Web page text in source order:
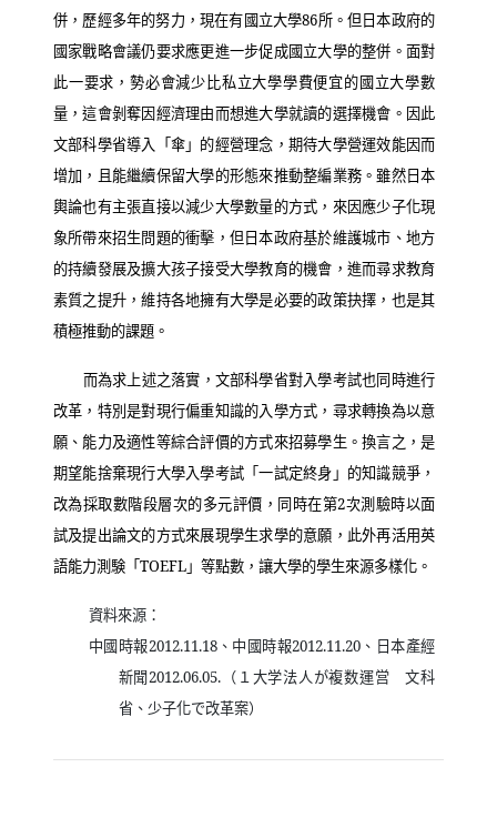
併，歷經多年的努力，現在有國立大學86所。但日本政府的
國家戰略會議仍要求應更進一步促成國立大學的整併。面對
此一要求，勢必會減少比私立大學學費便宜的國立大學數
量，這會剝奪因經濟理由而想進大學就讀的選擇機會。因此
文部科學省導入「傘」的經營理念，期待大學營運效能因而
增加，且能繼續保留大學的形態來推動整編業務。雖然日本
輿論也有主張直接以減少大學數量的方式，來因應少子化現
象所帶來招生問題的衝擊，但日本政府基於維護城市、地方
的持續發展及擴大孩子接受大學教育的機會，進而尋求教育
素質之提升，維持各地擁有大學是必要的政策抉擇，也是其
積極推動的課題。
而為求上述之落實，文部科學省對入學考試也同時進行
改革，特別是對現行偏重知識的入學方式，尋求轉換為以意
願、能力及適性等綜合評價的方式來招募學生。換言之，是
期望能捨棄現行大學入學考試「一試定終身」的知識競爭，
改為採取數階段層次的多元評價，同時在第2次測驗時以面
試及提出論文的方式來展現學生求學的意願，此外再活用英
語能力測験「TOEFL」等點數，讓大學的學生來源多樣化。
資料來源：
中國時報2012.11.18、中國時報2012.11.20 、日本產經
新聞2012.06.05. （１大学法人が複数運営 文科
省、少子化で改革案）